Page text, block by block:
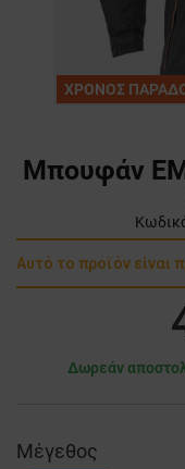
ΧΡΟΝΟΣ
Μπουφάν
Αυτό το προϊόν είναι
Δωρεάν
Μέγεθος